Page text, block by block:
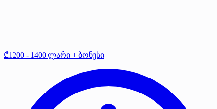
₾1200 - 1400 ლარი + ბონუსი